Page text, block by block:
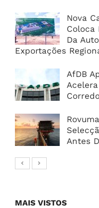
Nova
Coloca
Da
Exportações
AfDB
Antes
MAIS VISTOS